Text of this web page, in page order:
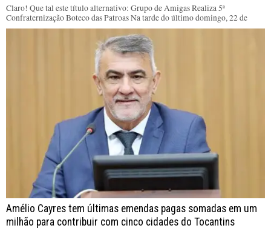
Claro! Que tal este título alternativo: Grupo de Amigas Realiza 5ª
Confraternização Boteco das Patroas Na tarde do último domingo, 22 de
Amélio Cayres tem últimas emendas pagas somadas em um
milhão para contribuir com cinco cidades do Tocantins